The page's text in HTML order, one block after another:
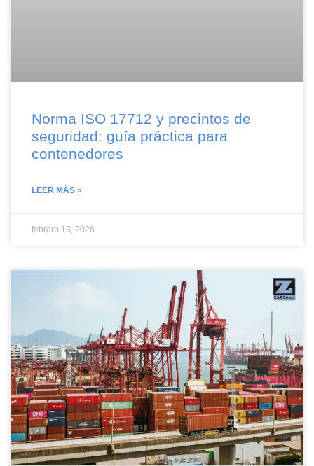
Norma ISO 17712 y precintos de
seguridad: guía práctica para
contenedores
LEER MÁS »
febrero 13, 2026